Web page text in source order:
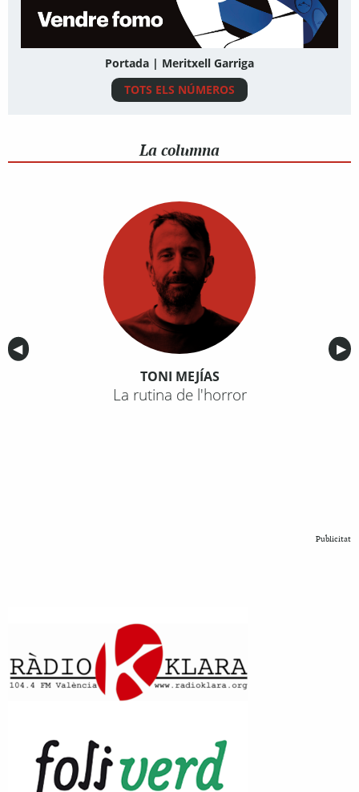
Portada | Meritxell Garriga
TOTS ELS NÚMEROS
La columna
Anterior
◀︎ ▶︎
TONI MEJÍAS
La rutina de l'horror
Publicitat